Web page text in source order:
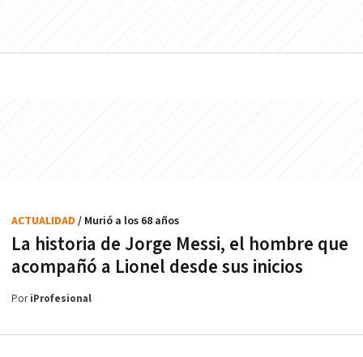
La historia de Jorge Messi, el hombre que
acompañó a Lionel desde sus inicios
ACTUALIDAD / Murió a los 68 años
PoriProfesional